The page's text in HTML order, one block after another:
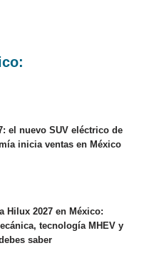
el nuevo SUV eléctrico de
inicia ventas en México
Hilux 2027 en México:
tecnología MHEV y
saber